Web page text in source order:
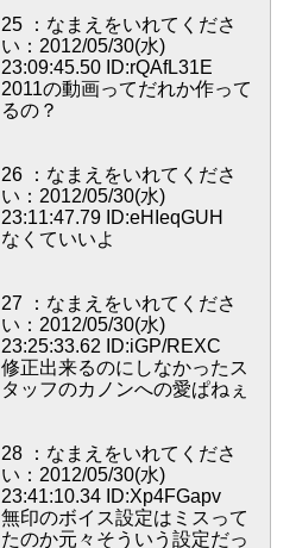
25 ：なまえをいれてくださ
い：2012/05/30(水)
23:09:45.50 ID:rQAfL31E
2011の動画ってだれか作って
るの？
26 ：なまえをいれてくださ
い：2012/05/30(水)
23:11:47.79 ID:eHIeqGUH
なくていいよ
27 ：なまえをいれてくださ
い：2012/05/30(水)
23:25:33.62 ID:iGP/REXC
修正出来るのにしなかったス
タッフのカノンへの愛ぱねぇ
28 ：なまえをいれてくださ
い：2012/05/30(水)
23:41:10.34 ID:Xp4FGapv
無印のボイス設定はミスって
たのか元々そういう設定だっ